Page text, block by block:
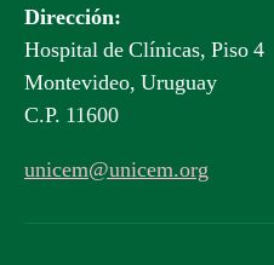
Dirección:
Hospital de Clínicas, Piso 4
Montevideo, Uruguay
C.P. 11600
unicem@unicem.org